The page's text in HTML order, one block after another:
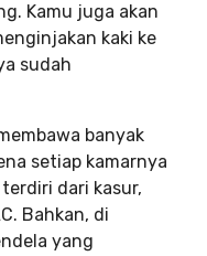
Kamu juga akan
kaki ke
sudah
banyak
setiap kamarnya
dari kasur,
Bahkan, di
yang